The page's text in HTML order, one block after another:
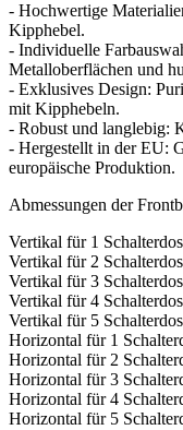
- Hochwertige
Kipphebel.
- Individuelle
Metalloberflächen und
- Exklusives Design:
mit Kipphebeln.
- Robust und langlebig:
- Hergestellt in der EU:
europäische Produktion.
Abmessungen der
Vertikal für 1
Vertikal für 2
Vertikal für 3
Vertikal für 4
Vertikal für 5
Horizontal für 1
Horizontal für 2
Horizontal für 3
Horizontal für 4
Horizontal für 5